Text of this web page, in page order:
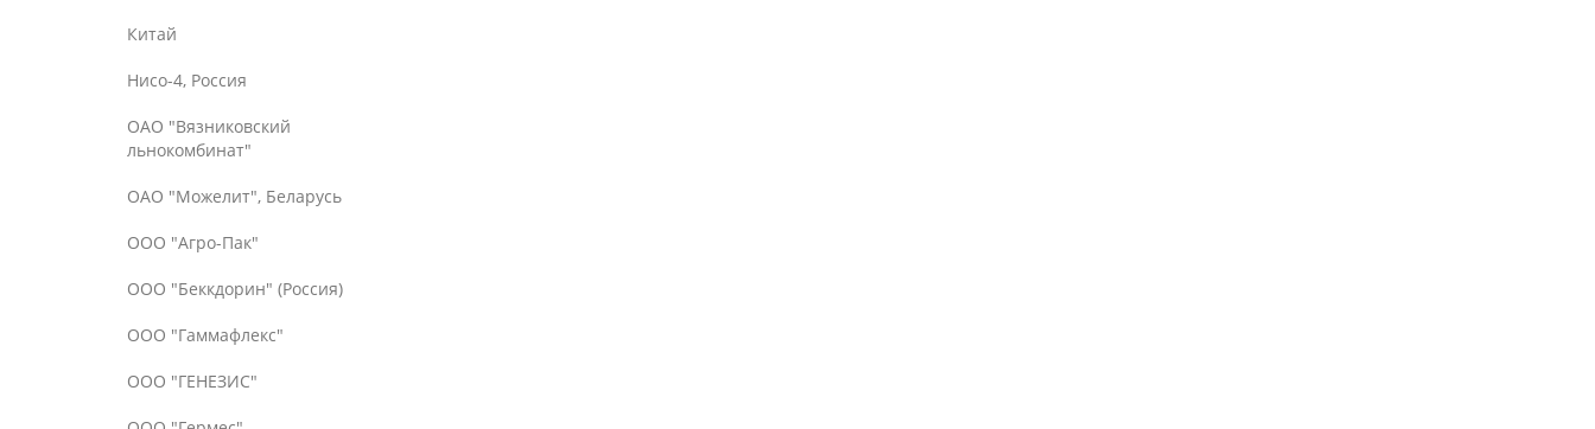
Китай
Нисо-4, Россия
ОАО "Вязниковский
льнокомбинат"
ОАО "Можелит", Беларусь
ООО "Агро-Пак"
ООО "Беккдорин" (Россия)
ООО "Гаммафлекс"
ООО "ГЕНЕЗИС"